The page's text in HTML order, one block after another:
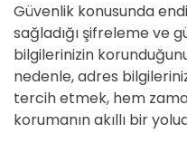
Güvenlik konusunda
sağladığı şifreleme ve
bilgilerinizin
nedenle, adres
tercih etmek, hem
korumanın akıllı bir